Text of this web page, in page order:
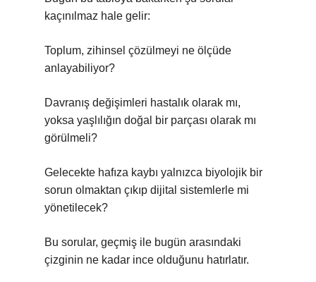
kaçınılmaz hale gelir:
Toplum, zihinsel çözülmeyi ne ölçüde
anlayabiliyor?
Davranış değişimleri hastalık olarak mı,
yoksa yaşlılığın doğal bir parçası olarak mı
görülmeli?
Gelecekte hafıza kaybı yalnızca biyolojik bir
sorun olmaktan çıkıp dijital sistemlerle mi
yönetilecek?
Bu sorular, geçmiş ile bugün arasındaki
çizginin ne kadar ince olduğunu hatırlatır.